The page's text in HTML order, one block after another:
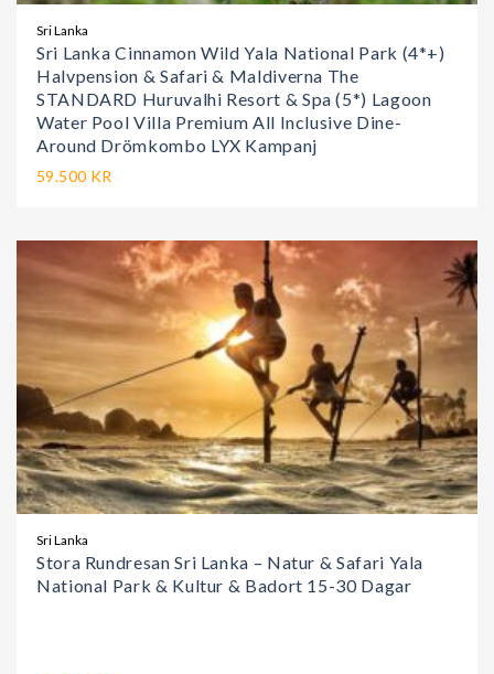
Sri Lanka
Sri Lanka Cinnamon Wild Yala National Park (4*+)
Halvpension & Safari & Maldiverna The
STANDARD Huruvalhi Resort & Spa (5*) Lagoon
Water Pool Villa Premium All Inclusive Dine-
Around Drömkombo LYX Kampanj
59.500 KR
Sri Lanka
Stora Rundresan Sri Lanka – Natur & Safari Yala
National Park & Kultur & Badort 15-30 Dagar